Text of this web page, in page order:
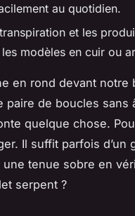
au quotidien.
et les
modèles en cuir ou
en rond devant notre
de boucles sans
quelque chose.
Il suffit parfois d’un
tenue sobre en
serpent ?